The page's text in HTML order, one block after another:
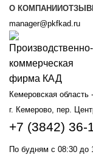
О КОМПАНИИ
manager@pkfkad.ru
Кемеровская область
г. Кемерово, пер.
+7 (3842) 36-
По будням с 08:30 до